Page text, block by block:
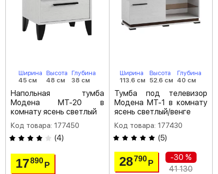
Ширина
45 см
Высота
48 см
Глубина
38 см
Напольная тумба
Модена МТ-20 в
комнату ясень светлый
Код товара: 177450
(4)
17890Р
Ширина
113.6 см
Высота
52.6 см
Глубина
40 см
Тумба под телевизор
Модена МТ-1 в комнату
ясень светлый/венге
Код товара: 177430
(5)
28790 Р
-30 %
41 130